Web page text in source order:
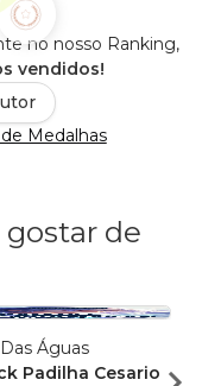
no nosso Ranking,
vendidos!
Medalhas
de
Águas
Padilha Cesario